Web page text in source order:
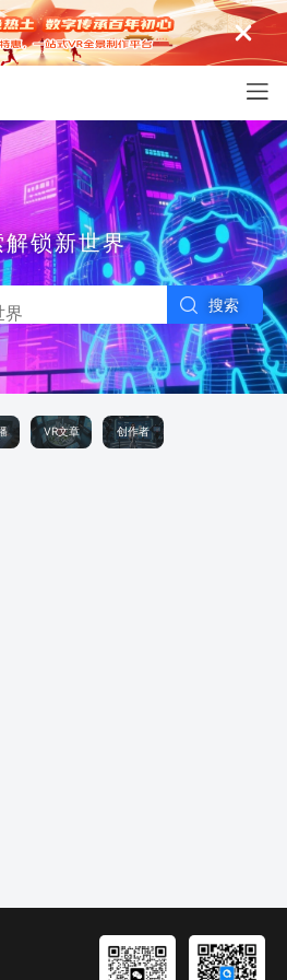
解锁新世界
搜索
VR文章 创作者